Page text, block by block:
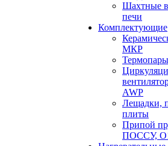
Шахтные
печи
Комплектующие
МКР
Термопары
AWP
Лещадки,
плиты
Припой
ПОССУ,